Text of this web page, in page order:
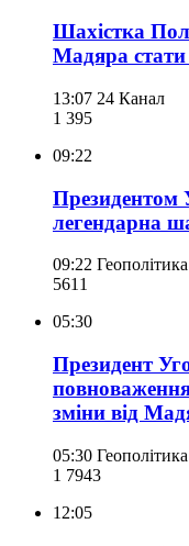
Шахістка
Мадяра
13:07 24 Канал
1 395
09:22
Президентом
легендарна
09:22 Геополітика
561 1
05:30
Президент
зміни від
05:30 Геополітика
1 7943
12:05